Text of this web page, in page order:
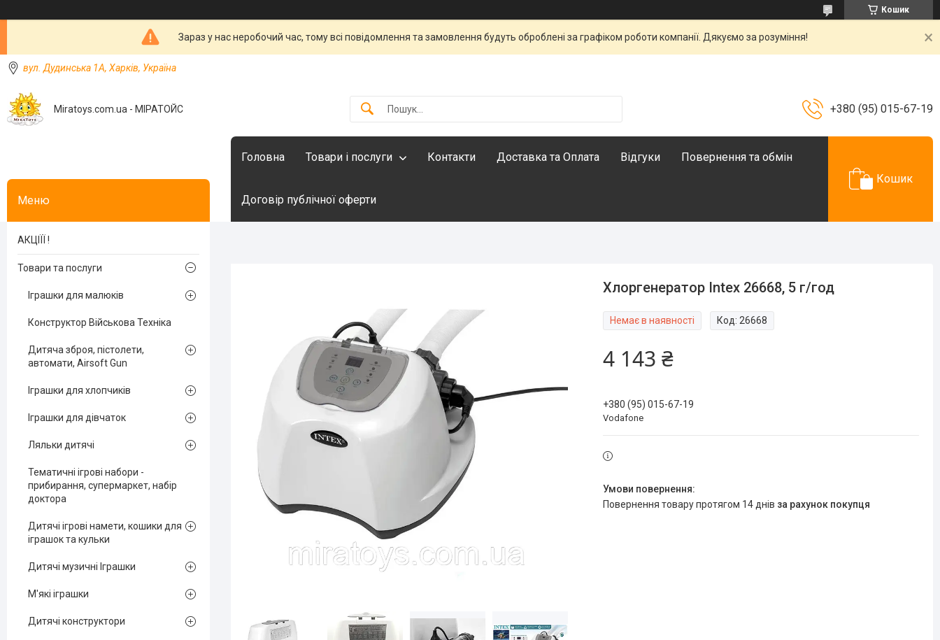
Кошик
Зараз у нас неробочий час, тому всі повідомлення та замовлення будуть оброблені за графіком роботи компанії. Дякуємо за розуміння!
вул. Дудинська 1А, Харків, Україна
Miratoys.com.ua - МІРАТОЙС +380 (95) 015-67-19
Головна Товари і послуги Контакти Доставка та Оплата Відгуки Повернення та обмін
Договір публічної оферти
Кошик
Хлоргенератор Intex 26668, 5 г/год
Немає в наявності Код: 26668
4 143 ₴
+380 (95) 015-67-19
Vodafone
повернення товару протягом 14 днів за рахунок покупця
АКЦІЇЇ !
Товари та послуги
Іграшки для малюків
Конструктор Військова Техніка
Дитяча зброя, пістолети,
автомати, Airsoft Gun
Іграшки для хлопчиків
Іграшки для дівчаток
Ляльки дитячі
Тематичні ігрові набори -
прибирання, супермаркет, набір
доктора
Дитячі ігрові намети, кошики для
іграшок та кульки
Дитячі музичні Іграшки
М'які іграшки
Дитячі конструктори